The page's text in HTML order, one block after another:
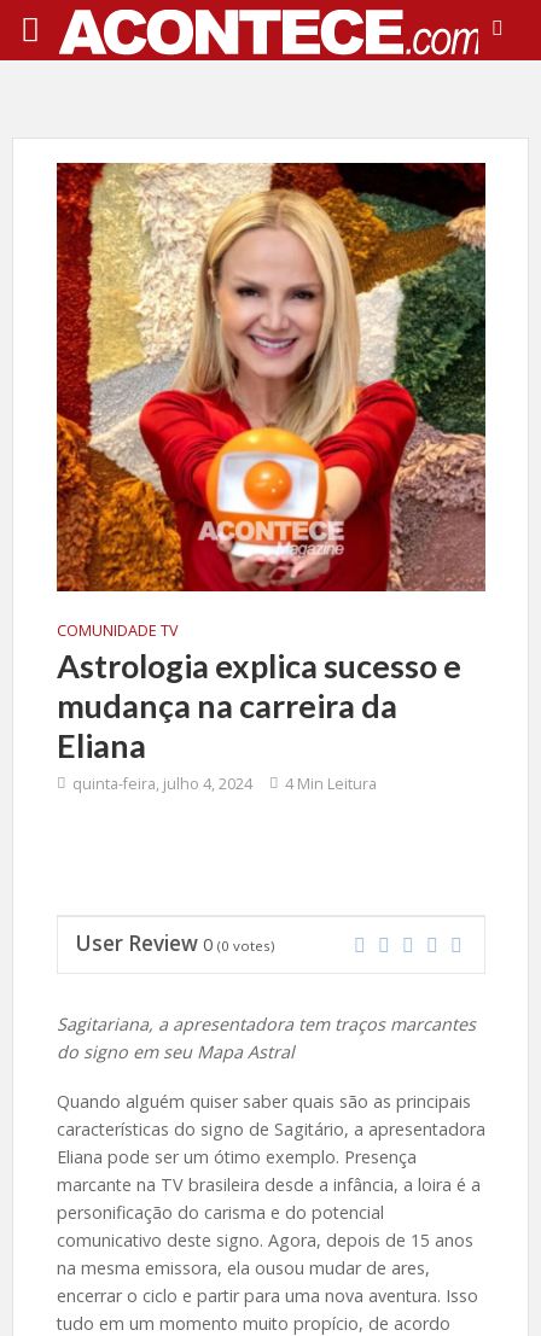
COMUNIDADE TV
Astrologia explica sucesso e
mudança na carreira da
Eliana
quinta-feira, julho 4, 2024 4 Min Leitura
User Review 0 (0 votes)
Sagitariana, a apresentadora tem traços marcantes
do signo em seu Mapa Astral
Quando alguém quiser saber quais são as principais
características do signo de Sagitário, a apresentadora
Eliana pode ser um ótimo exemplo. Presença
marcante na TV brasileira desde a infância, a loira é a
personificação do carisma e do potencial
comunicativo deste signo. Agora, depois de 15 anos
na mesma emissora, ela ousou mudar de ares,
encerrar o ciclo e partir para uma nova aventura. Isso
tudo em um momento muito propício, de acordo